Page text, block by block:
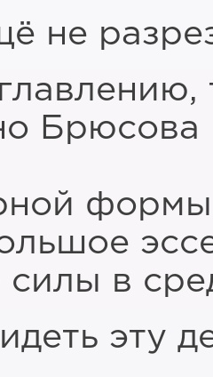
не
силы в
эту